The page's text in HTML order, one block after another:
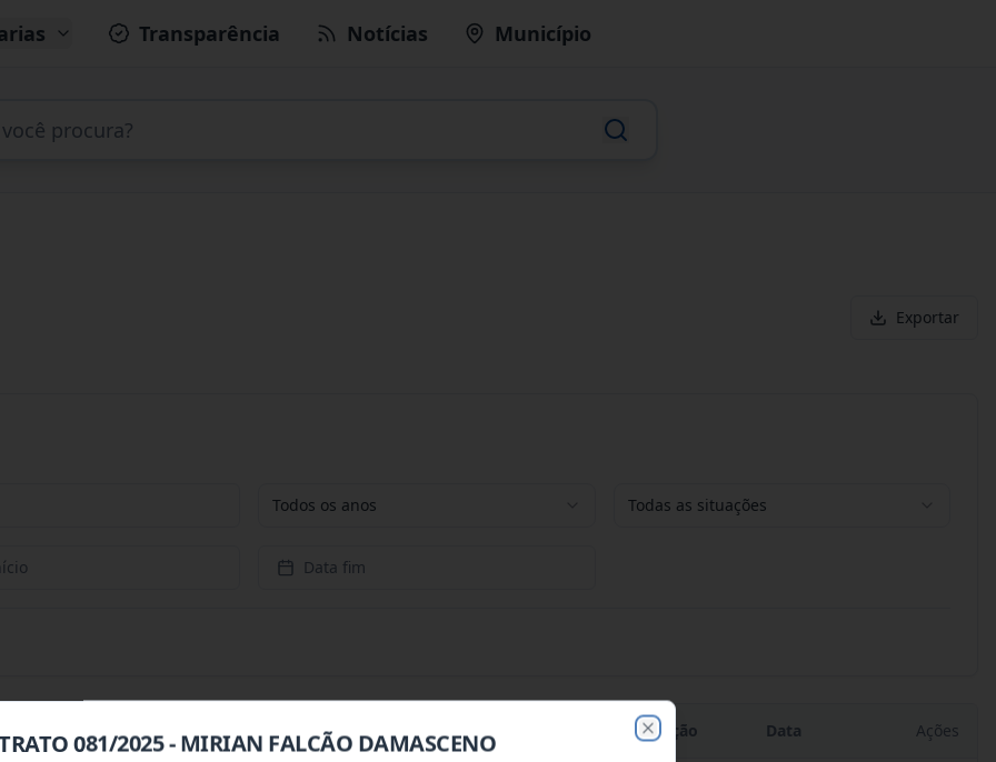
Transparência Notícias Município
Exportar
Todos os anos Todas as situações
Data fim
Situação Data Ações
081/2025 - MIRIAN FALCÃO DAMASCENO
Close